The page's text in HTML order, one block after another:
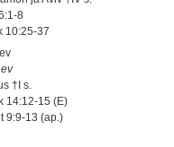
8
10:25-37
†I s.
14:12-15 (E)
9:9-13 (ap.)